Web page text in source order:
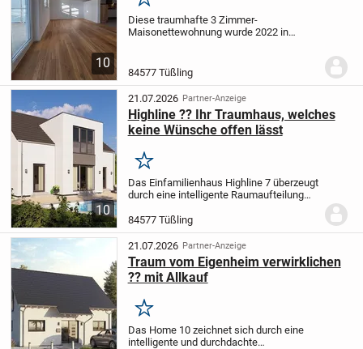
10
Merken
Diese traumhafte 3 Zimmer-
Maisonettewohnung wurde 2022 in
Maisonettewohnung befinden sich direkt
gegenüber vom Hauseingang....
84577 Tüßling
10
21.07.2026 Partner-Anzeige
Highline ?? Ihr Traumhaus, welches
keine Wünsche offen lässt
Merken
Das Einfamilienhaus Highline 7 überzeugt
durch eine intelligente Raumaufteilung
193,71 m² viel Platz für Familien jeder
Größe. Im Erdgeschoss erwartet Sie ein...
84577 Tüßling
21.07.2026 Partner-Anzeige
Traum vom Eigenheim verwirklichen
?? mit Allkauf
Merken
Das Home 10 zeichnet sich durch eine
intelligente und durchdachte